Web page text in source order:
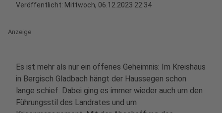
Veröffentlicht: Mittwoch, 06.12.2023 22:34
Anzeige
Es ist mehr als nur ein offenes Geheimnis: Im Kreishaus
in Bergisch Gladbach hängt der Haussegen schon
lange schief. Dabei ging es immer wieder auch um den
Führungsstil des Landrates und um